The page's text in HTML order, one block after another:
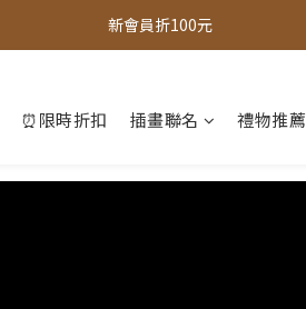
全館，滿888超取免運｜滿1500宅配免運
新會員折100元
全館，滿888超取免運｜滿1500宅配免運
⏰限時折扣 插畫聯名 禮物推薦